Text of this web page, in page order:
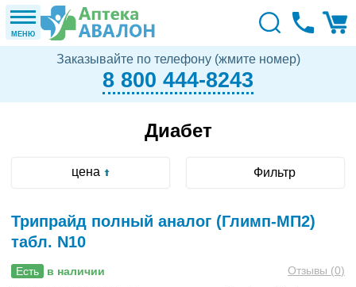
МЕНЮ
Заказывайте по телефону (жмите номер)
8 800 444-8243
Диабет
цена Фильтр
Трипрайд полный аналог (Глимп-МП2)
табл. N10
Есть в наличии Отзывы (0)